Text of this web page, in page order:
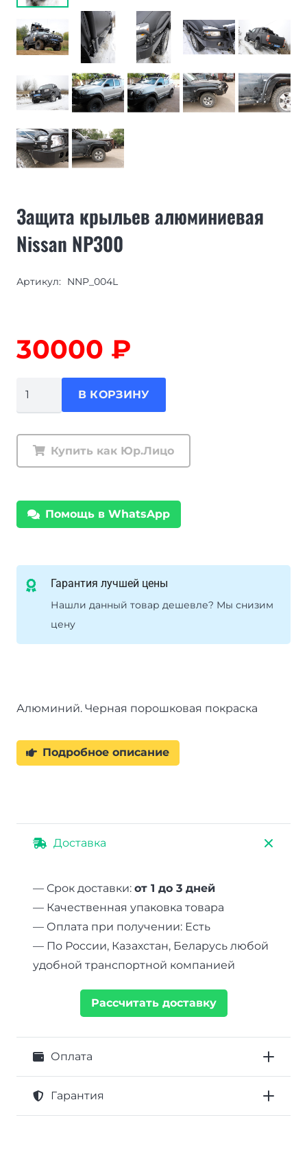
Защита крыльев алюминиевая
Nissan NP300
Артикул: NNP_004L
30000 ₽
крыльев
алюминиевая
NP300
В КОРЗИНУ
Купить как Юр.Лицо
Помощь в WhatsApp
Гарантия лучшей цены
Нашли данный товар дешевле? Мы снизим
цену
Алюминий. Черная порошковая покраска
Подробное описание
Доставка
— Срок доставки: от 1 до 3 дней
— Качественная упаковка товара
— Оплата при получении: Есть
— По России, Казахстан, Беларусь любой
удобной транспортной компанией
Рассчитать доставку
Оплата
Гарантия